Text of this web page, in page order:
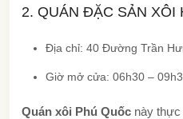
2. QUÁN ĐẶC SẢN XÔI
Địa chỉ: 40 Đường Trần
Giờ mở cửa: 06h30 –
Quán xôi Phú Quốc này thực